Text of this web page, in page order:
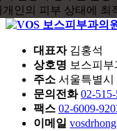
대표자 김홍석
상호명 보스피부
주소 서울특별시
문의전화 02-
팩스 02-6009-
이메일